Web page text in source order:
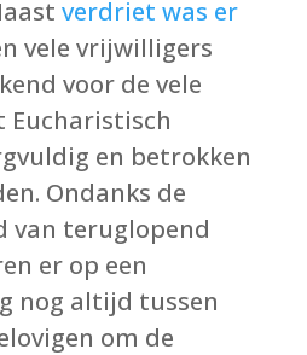
verdriet was er
vele vrijwilligers
voor de vele
Eucharistisch
en betrokken
Ondanks de
van teruglopend
er op een
nog altijd tussen
om de